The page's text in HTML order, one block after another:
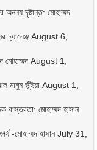
অনন্য দৃষ্টান্ত: মোহাম্মদ
চ্যালেঞ্জ August 6,
মোহাম্মদ August 1,
মামুন ভূঁইয়া August 1,
বাস্তবতা: মোহাম্মদ হাসান
-মোহাম্মদ হাসান July 31,